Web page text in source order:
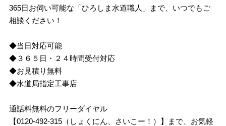
365日お伺い可能な「ひろしま水道職人」まで、いつでもご
相談ください！
◆当日対応可能
◆３６５日・２４時間受付対応
◆お見積り無料
◆水道局指定工事店
通話料無料のフリーダイヤル
【0120-492-315（しょくにん、さいこー！）】まで、お気軽